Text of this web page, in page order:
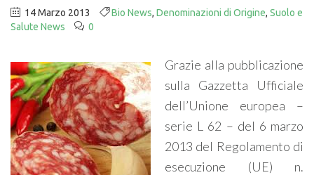
14 Marzo 2013 Bio News, Denominazioni di Origine, Suolo e
Salute News
0
Grazie alla pubblicazione
sulla Gazzetta Ufficiale
dell’Unione europea –
serie L 62 – del 6 marzo
2013 del Regolamento di
esecuzione (UE) n.